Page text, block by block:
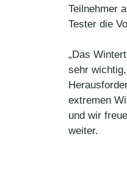
Teilnehmer
Tester die
„Das
sehr
extremen
und wir
weiter.